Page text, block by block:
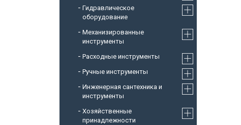
Гидравлическое
оборудование
Механизированные
инструменты
Расходные инструменты
Ручные инструменты
Инженерная сантехника и
инструменты
Хозяйственные
принадлежности